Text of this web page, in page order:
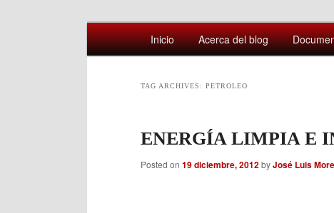
Comentarios sobre aspectos
Main
menu
Skip
content
Skip
content
Inicio Acerca del blog
TAG ARCHIVES:PETROLEO
ENERGÍA LIMPIA E
Posted on19 diciembre, 2012byJosé Luis